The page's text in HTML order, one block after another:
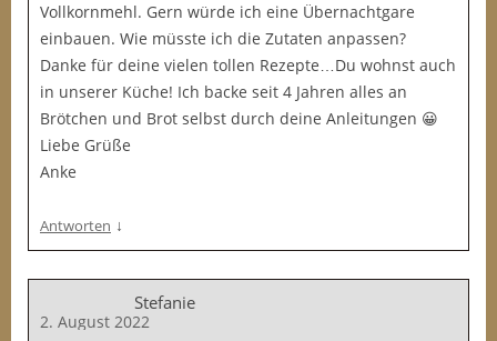
Vollkornmehl. Gern würde ich eine Übernachtgare
einbauen. Wie müsste ich die Zutaten anpassen?
Danke für deine vielen tollen Rezepte…Du wohnst auch
in unserer Küche! Ich backe seit 4 Jahren alles an
Brötchen und Brot selbst durch deine Anleitungen 😀
Liebe Grüße
Anke
Antworten ↓
Stefanie
2. August 2022